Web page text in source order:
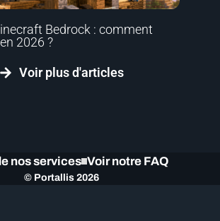
Bedrock : comment
2026 ?
Voir plus d'articles
nos services Voir notre FAQ
© Portallis 2026